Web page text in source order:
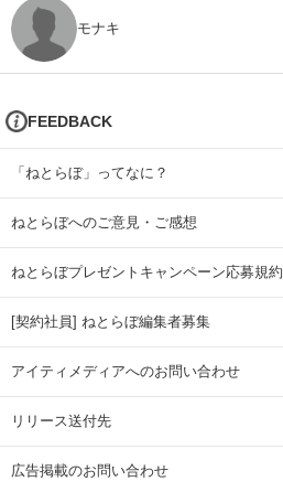
モナキ
FEEDBACK
「ねとらぼ」ってなに？
ねとらぼへのご意見・ご感想
ねとらぼプレゼントキャンペーン応募規約
[契約社員] ねとらぼ編集者募集
アイティメディアへのお問い合わせ
リリース送付先
広告掲載のお問い合わせ